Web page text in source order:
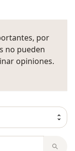
por
no pueden
opiniones.